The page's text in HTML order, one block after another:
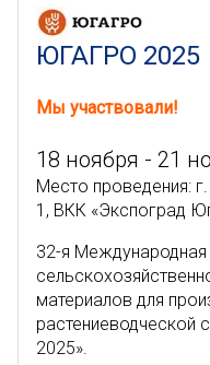
ЮГАГРО 2025
Мы участвовали!
18 ноября - 21
Место проведения:
1, ВКК «Экспоград
32-я
материалов для
растениеводческой
2025».